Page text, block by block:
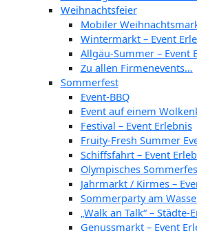
Weihnachtsfeier
Mobiler
Wintermarkt – Event
Allgäu-Summer – Event
Zu allen Firmenevents…
Sommerfest
Event-BBQ
Event auf einem
Festival – Event Erlebnis
Fruity-Fresh Summer
Schiffsfahrt – Event
Olympisches
Jahrmarkt / Kirmes –
Sommerparty am
„Walk an Talk“ –
Genussmarkt – Event